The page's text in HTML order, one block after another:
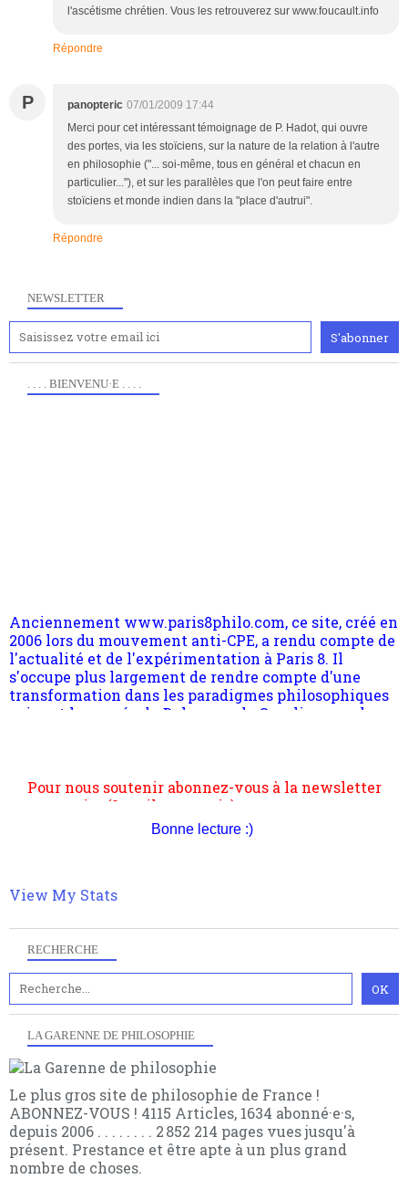
l'ascétisme chrétien. Vous les retrouverez sur www.foucault.info
Répondre
P panopteric 07/01/2009 17:44
Merci pour cet intéressant témoignage de P. Hadot, qui ouvre
des portes, via les stoïciens, sur la nature de la relation à l'autre
en philosophie ("... soi-même, tous en général et chacun en
particulier..."), et sur les parallèles que l'on peut faire entre
stoïciens et monde indien dans la "place d'autrui".
Répondre
NEWSLETTER
RECHERCHE
LA GARENNE DE PHILOSOPHIE
Le plus gros site de philosophie de France !
ABONNEZ-VOUS ! 4115 Articles, 1634 abonné·e·s,
depuis 2006 . . . . . . . . 2 852 214 pages vues jusqu'à
présent. Prestance et être apte à un plus grand
nombre de choses.
. . . . BIENVENU·E . . . .
s'occupe plus largement de rendre compte d'une
transformation dans les paradigmes philosophiques
suivant la pensée du Dehors ou du Surpli, omme la
nomme les métaphysiciens classique. Nous avons
quant à nous déjà basculé d'emblée dans la modernité
quantique, résolvant la plupart des impasses
articles pour être apte à un plus grand nombre de
choses.
vous le pouvez faîtes des liens depuis votre site.
Bonne lecture :)
View My Stats